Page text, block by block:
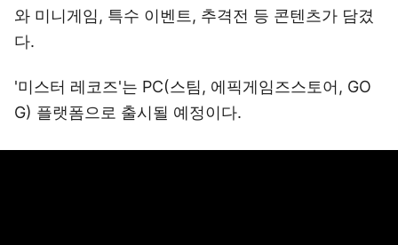
와 미니게임, 특수 이벤트, 추격전 등 콘텐츠가 담겼
다.
'미스터 레코즈'는 PC(스팀, 에픽게임즈스토어, GO
G) 플랫폼으로 출시될 예정이다.